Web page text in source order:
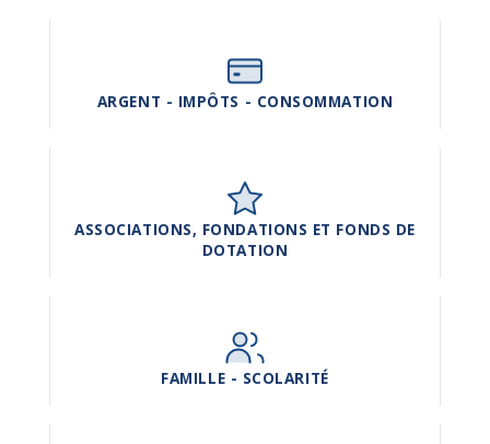
ARGENT - IMPÔTS - CONSOMMATION
ASSOCIATIONS, FONDATIONS ET FONDS DE
DOTATION
FAMILLE - SCOLARITÉ